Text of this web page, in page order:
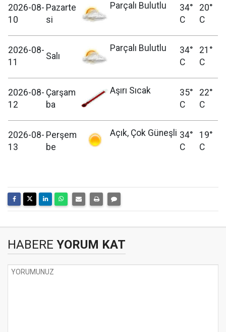
2026-08-
10
Pazarte
si
Parçalı Bulutlu
34°
C
20°
C
2026-08-
11
Salı
Parçalı Bulutlu
34°
C
21°
C
2026-08-
12
Çarşam
ba
Aşırı Sıcak
35°
C
22°
C
2026-08-
13
Perşem
be
Açık, Çok Güneşli 34°
C
19°
C
HABERE YORUM KAT